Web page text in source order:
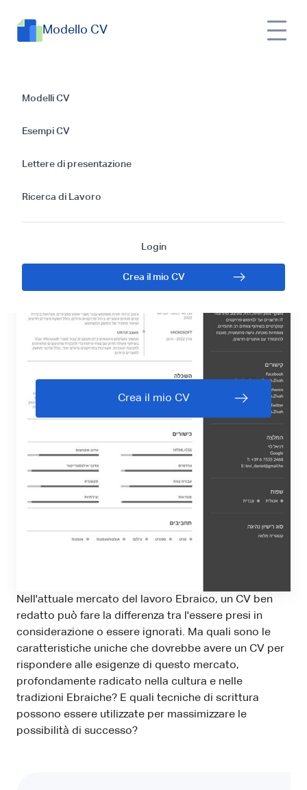
Modello CV
Modelli CV
Esempi CV
Lettere di presentazione
Ricerca di Lavoro
Login
Crea il mio CV
Guida alla stesura di
un CV in lingua
Ebraica
Crea il mio CV
Nell'attuale mercato del lavoro Ebraico, un CV ben
redatto può fare la differenza tra l'essere presi in
considerazione o essere ignorati. Ma quali sono le
caratteristiche uniche che dovrebbe avere un CV per
rispondere alle esigenze di questo mercato,
profondamente radicato nella cultura e nelle
tradizioni Ebraiche? E quali tecniche di scrittura
possono essere utilizzate per massimizzare le
possibilità di successo?